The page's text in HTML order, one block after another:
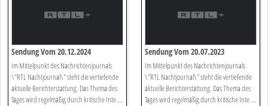
Sendung Vom 20.12.2024
Im Mittelpunkt des Nachrichtenjournals
\"RTL Nachtjournal\" steht die vertiefende
aktuelle Berichterstattung. Das Thema des
Tages wird regelmäßig durch kritische Inte ...
Sendung Vom 20.07.2023
Im Mittelpunkt des Nachrichtenjournals
\"RTL Nachtjournal\" steht die vertiefende
aktuelle Berichterstattung. Das Thema des
Tages wird regelmäßig durch kritische Inte ...